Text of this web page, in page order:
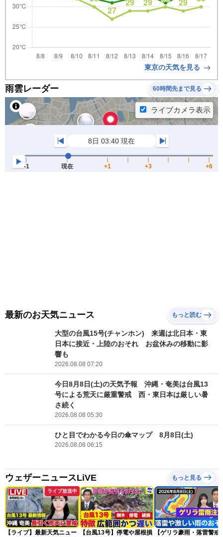
東京の天気を見る
雨雲レーダー 60時間先まで見る
最新のお天気ニュース もっと読む
大型の台風15号(チャンホン) 来週は北日本・東
日本に接近・上陸のおそれ お盆休みの移動に影
響も
2026.08.08 07:20
今日8月8日(土)の天気予報 沖縄・奄美は台風13
号による荒天に厳重警戒 西・東日本は厳しい暑
さ続く
2026.08.08 05:30
ひと目でわかる今日の傘マップ 8月8日(土)
2026.08.08 06:15
ウェザーニュースLiVE もっと見る
ライブ放送中
【ライブ】最新天気ニュー
【台風13号】停電や屋根損
【ゲリラ豪雨・落雷警戒